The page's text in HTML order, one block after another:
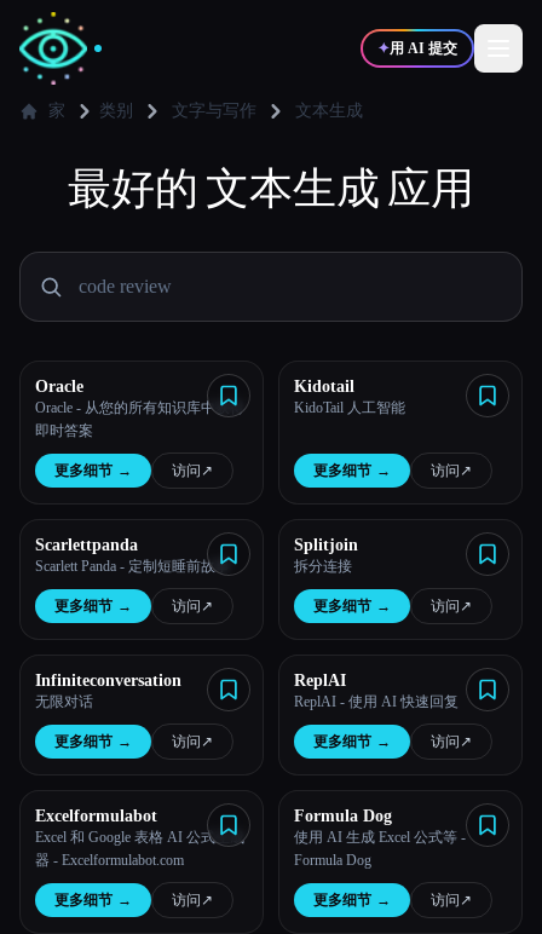
✦用 AI 提交
写作者 🎨设计师
💻 📈
博客
所有分类
家 类别 文字与写作 文本生成
最好的 文本生成应用
Oracle
Oracle - 从您的所有知识库中获得
即时答案
更多细节 → 访问 ↗︎
Kidotail
KidoTail 人工智能
更多细节 → 访问 ↗︎
Scarlettpanda
Scarlett Panda - 定制短睡前故事
更多细节 → 访问 ↗︎
Splitjoin
拆分连接
更多细节 → 访问 ↗︎
Infiniteconversation
无限对话
更多细节 → 访问 ↗︎
ReplAI
ReplAI - 使用 AI 快速回复
更多细节 → 访问 ↗︎
Excelformulabot
Excel 和 Google 表格 AI 公式生成
器 - Excelformulabot.com
更多细节 → 访问 ↗︎
Formula Dog
使用 AI 生成 Excel 公式等 -
Formula Dog
更多细节 → 访问 ↗︎